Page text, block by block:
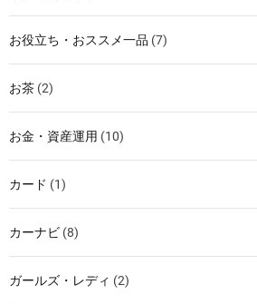
お役立ち・おススメ一品 (7)
お茶 (2)
お金・資産運用 (10)
カード (1)
カーナビ (8)
ガールズ・レディ (2)